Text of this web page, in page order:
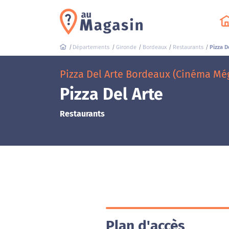
Départements Gironde Bordeaux Restaurants Pizza
Pizza Del Arte Bordeaux (Cinéma
Pizza Del Arte
Restaurants